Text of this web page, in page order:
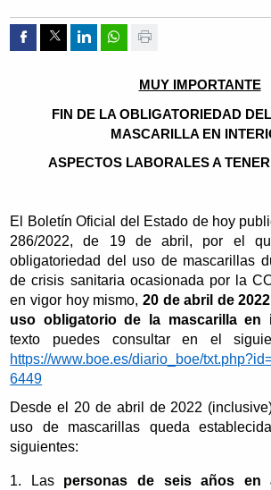
Compartir por Facebook
Compartir por Twitter
Compartir por Linkedin
Compartir por whatsapp
Imprimir
MUY IMPORTANTE
FIN DE LA OBLIGATORIEDAD
MASCARILLA EN
ASPECTOS LABORALES A
El Boletín Oficial del Estado de hoy
286/2022, de 19 de abril, por el
obligatoriedad del uso de mascarillas
de crisis sanitaria ocasionada por la
en vigor hoy mismo, 20 de abril de 2022
uso obligatorio de la mascarilla en
texto puedes consultar en el
https://www.boe.es/diario_boe/
6449
Desde el 20 de abril de 2022
uso de mascarillas queda
siguientes:
1. Las personas de seis años en